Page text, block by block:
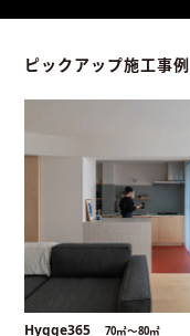
ピックアップ施工事例
Hygge365 70㎡〜80㎡